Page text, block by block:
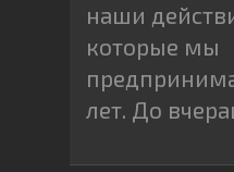
наши
которые мы
лет. До